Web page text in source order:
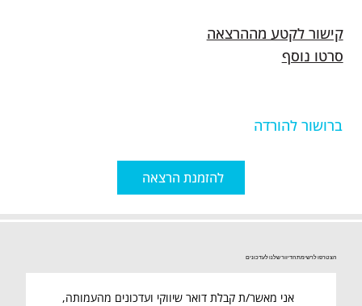
קישור לקטע מההרצאה
סרטו נוסף
ברושור להורדה
להזמנת הרצאה
הצטרפו לרשימת הדיוור שלנו לעדכונים